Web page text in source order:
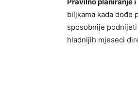
biljkama kada dođe
sposobnije
hladnijih mjeseci